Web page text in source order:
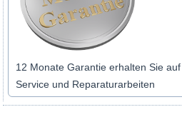
12 Monate Garantie erhalten Sie
Service und Reparaturarbeiten